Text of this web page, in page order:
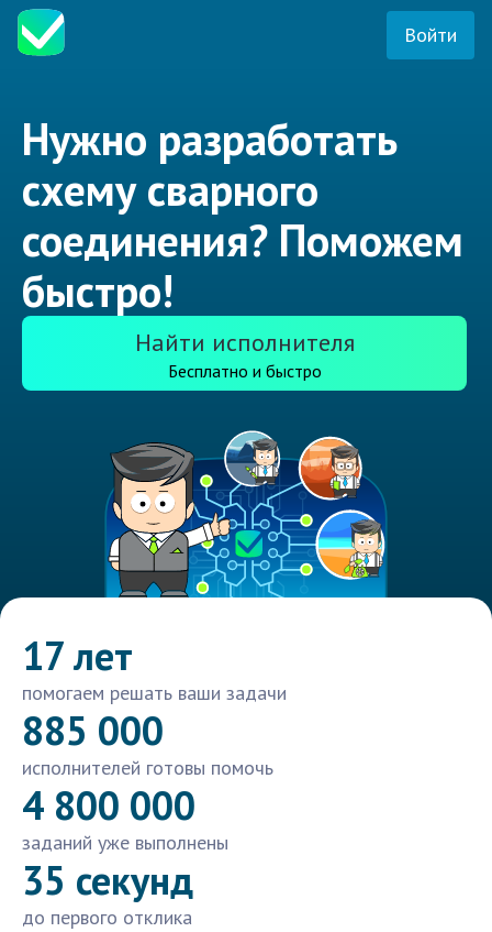
Войти
Нужно разработать
схему сварного
соединения? Поможем
быстро!
Найти исполнителя
Бесплатно и быстро
17 лет
помогаем решать ваши задачи
885 000
исполнителей готовы помочь
4 800 000
заданий уже выполнены
35 секунд
до первого отклика